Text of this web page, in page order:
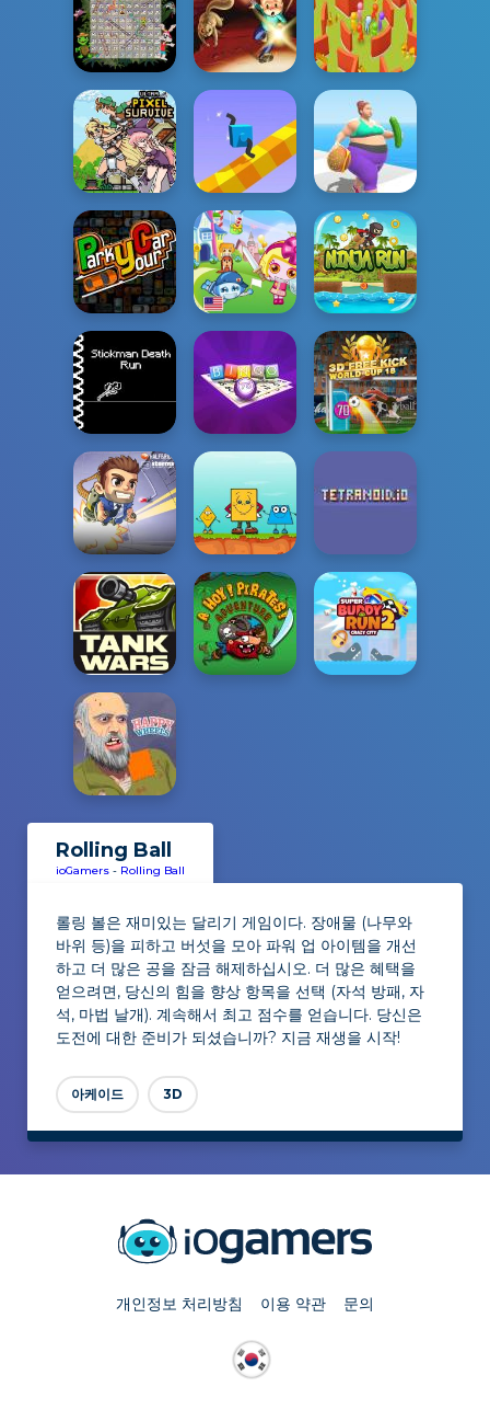
Rolling Ball
ioGamers - Rolling Ball
롤링 볼은 재미있는 달리기 게임이다. 장애물 (나무와
바위 등)을 피하고 버섯을 모아 파워 업 아이템을 개선
하고 더 많은 공을 잠금 해제하십시오. 더 많은 혜택을
얻으려면, 당신의 힘을 향상 항목을 선택 (자석 방패, 자
석, 마법 날개). 계속해서 최고 점수를 얻습니다. 당신은
도전에 대한 준비가 되셨습니까? 지금 재생을 시작!
아케이드 3D
개인정보 처리방침 이용 약관 문의